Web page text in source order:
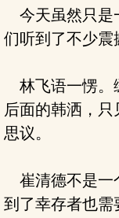
今天虽然只是
们听到了不少震
林飞语一愣。
后面的韩洒，
思议。
崔清德不是一
到了幸存者也需